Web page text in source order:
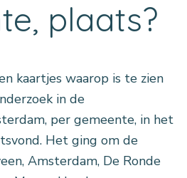
plaats?
kaartjes waarop is te zien
in de
per gemeente, in het
Het ging om de
Amsterdam, De Ronde